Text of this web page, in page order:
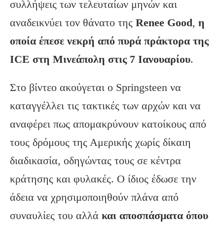
συλλήψεις των τελευταίων μηνών και
αναδεικνύει τον θάνατο της Renee Good, η
οποία έπεσε νεκρή από πυρά πράκτορα της
ICE στη Μινεάπολη στις 7 Ιανουαρίου.
Στο βίντεο ακούγεται ο Springsteen να
καταγγέλλει τις τακτικές των αρχών και να
αναφέρει πως απομακρύνουν κατοίκους από
τους δρόμους της Αμερικής χωρίς δίκαιη
διαδικασία, οδηγώντας τους σε κέντρα
κράτησης και φυλακές. Ο ίδιος έδωσε την
άδεια να χρησιμοποιηθούν πλάνα από
συναυλίες του αλλά και αποσπάσματα όπου